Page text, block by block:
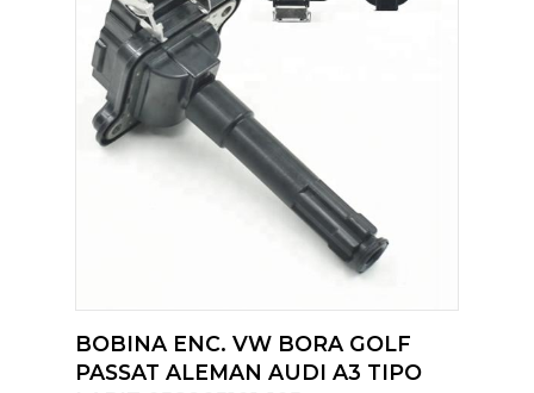
BOBINA ENC. VW BORA GOLF
PASSAT ALEMAN AUDI A3 TIPO